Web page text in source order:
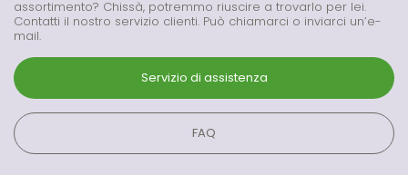
assortimento? Chissà, potremmo riuscire a trovarlo per lei.
Contatti il nostro servizio clienti. Può chiamarci o inviarci un’e-
mail.
Servizio di assistenza
FAQ